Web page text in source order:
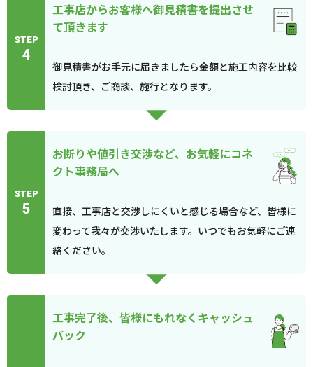
STEP
4
工事店からお客様へ御見積書を提出させ
て頂きます
御見積書がお手元に届きましたら金額と施工内容を比較
検討頂き、ご商談、施行となります。
STEP
5
お断りや値引き交渉など、お気軽にコネ
クト事務局へ
直接、工事店と交渉しにくいと感じる場合など、皆様に
変わって我々が交渉いたします。いつでもお気軽にご連
絡ください。
工事完了後、皆様にもれなくキャッシュ
バック